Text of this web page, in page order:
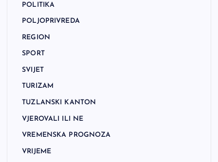
POLITIKA
POLJOPRIVREDA
REGION
SPORT
SVIJET
TURIZAM
TUZLANSKI KANTON
VJEROVALI ILI NE
VREMENSKA PROGNOZA
VRIJEME